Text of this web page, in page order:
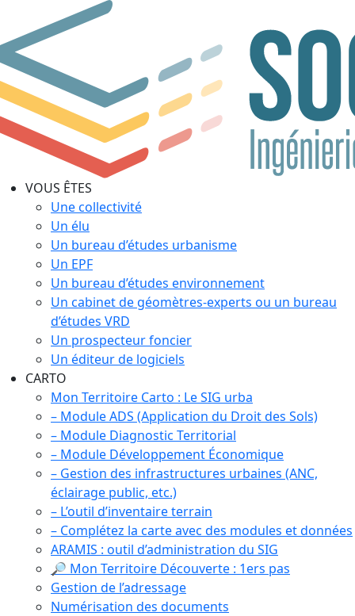
VOUS ÊTES
Une collectivité
Un élu
Un bureau d’études urbanisme
Un EPF
Un bureau d’études environnement
Un cabinet de géomètres-experts ou un bureau
d’études VRD
Un prospecteur foncier
Un éditeur de logiciels
CARTO
Mon Territoire Carto : Le SIG urba
– Module ADS (Application du Droit des Sols)
– Module Diagnostic Territorial
– Module Développement Économique
– Gestion des infrastructures urbaines (ANC,
éclairage public, etc.)
– L’outil d’inventaire terrain
– Complétez la carte avec des modules et données
ARAMIS : outil d’administration du SIG
🔎 Mon Territoire Découverte : 1ers pas
Gestion de l’adressage
Numérisation des documents